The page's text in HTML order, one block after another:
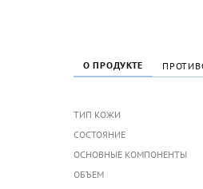
О ПРОДУКТЕ
ТИП КОЖИ
СОСТОЯНИЕ
ОСНОВНЫЕ КОМПОНЕНТЫ
ОБЪЕМ